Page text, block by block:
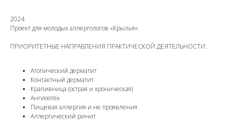
2024
Проект для молодых аллергологов «Крылья».
ПРИОРИТЕТНЫЕ НАПРАВЛЕНИЯ ПРАКТИЧЕСКОЙ ДЕЯТЕЛЬНОСТИ:
Атопический дерматит
Контактный дерматит
Крапивница (острая и хроническая)
Ангиоотек
Пищевая аллергия и не проявления
Аллергический ринит